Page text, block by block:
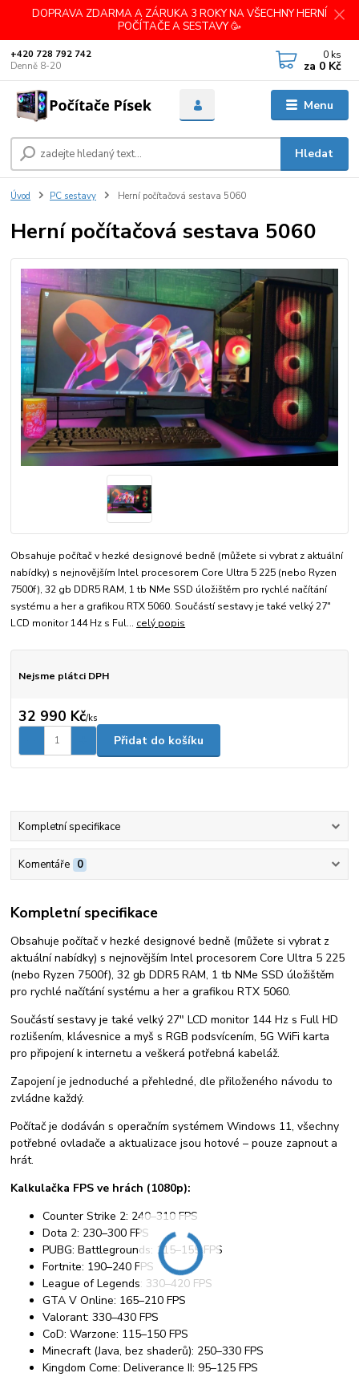
DOPRAVA ZDARMA A ZÁRUKA 3 ROKY NA VŠECHNY HERNÍ
POČÍTAČE A SESTAVY 🥳
Menu
Hledat
+420 728 792 742
Denně 8-20
0 ks
za 0 Kč
Úvod PC sestavy Herní počítačová sestava 5060
Herní počítačová sestava 5060
Obsahuje počítač v hezké designové bedně (můžete si vybrat z aktuální
nabídky) s nejnovějším Intel procesorem Core Ultra 5 225 (nebo Ryzen
7500f), 32 gb DDR5 RAM, 1 tb NMe SSD úložištěm pro rychlé načítání
systému a her a grafikou RTX 5060. Součástí sestavy je také velký 27"
LCD monitor 144 Hz s Ful... celý popis
Nejsme plátci DPH
32 990 Kč/ks
Přidat do košíku
Kompletní specifikace
Komentáře 0
Kompletní specifikace
Obsahuje počítač v hezké designové bedně (můžete si vybrat z
aktuální nabídky) s nejnovějším Intel procesorem Core Ultra 5 225
(nebo Ryzen 7500f), 32 gb DDR5 RAM, 1 tb NMe SSD úložištěm
pro rychlé načítání systému a her a grafikou RTX 5060.
Součástí sestavy je také velký 27" LCD monitor 144 Hz s Full HD
rozlišením, klávesnice a myš s RGB podsvícením, 5G WiFi karta
pro připojení k internetu a veškerá potřebná kabeláž.
Zapojení je jednoduché a přehledné, dle přiloženého návodu to
zvládne každý.
Počítač je dodáván s operačním systémem Windows 11, všechny
potřebné ovladače a aktualizace jsou hotové – pouze zapnout a
hrát.
Kalkulačka FPS ve hrách (1080p):
Counter Strike 2: 240–310 FPS
Dota 2: 230–300 FPS
PUBG: Battlegrounds: 115–155 FPS
Fortnite: 190–240 FPS
League of Legends: 330–420 FPS
GTA V Online: 165–210 FPS
Valorant: 330–430 FPS
CoD: Warzone: 115–150 FPS
Minecraft (Java, bez shaderů): 250–330 FPS
Kingdom Come: Deliverance II: 95–125 FPS